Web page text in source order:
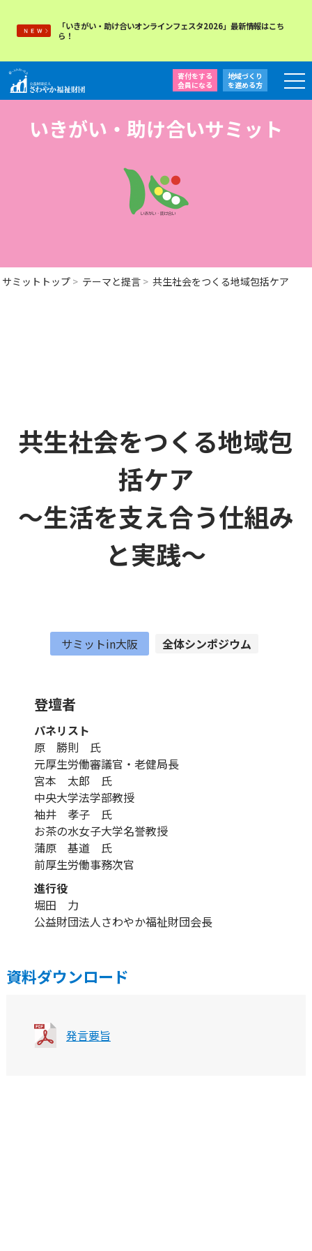
「いきがい・助け合いオンラインフェスタ2026」最新情報はこち
ら！
寄付をする
会員になる
地域づくり
を進める方
いきがい・助け合いサミット
サミットトップ テーマと提言 共生社会をつくる地域包括ケア
共生社会をつくる地域包
括ケア
～生活を支え合う仕組み
と実践～
サミットin大阪 全体シンポジウム
登壇者
パネリスト
原 勝則 氏
元厚生労働審議官・老健局長
宮本 太郎 氏
中央大学法学部教授
袖井 孝子 氏
お茶の水女子大学名誉教授
蒲原 基道 氏
前厚生労働事務次官
進行役
堀田 力
公益財団法人さわやか福祉財団会長
資料ダウンロード
発言要旨